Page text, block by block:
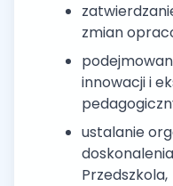
zmian
innowacji i
ustalanie
Przedszkola,